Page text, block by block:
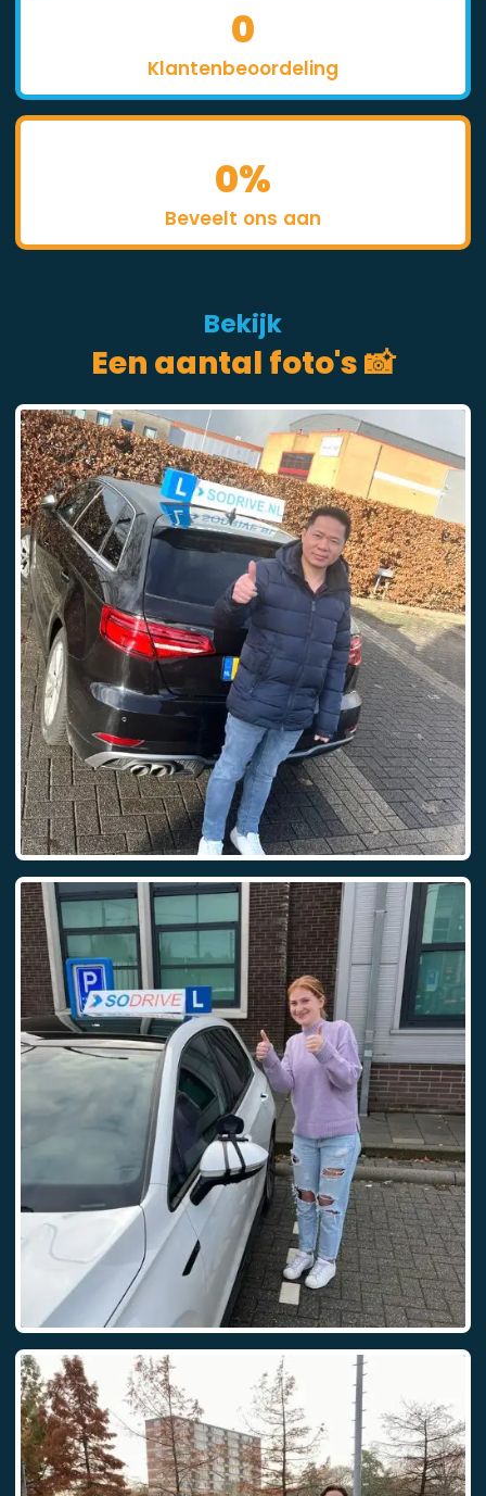
Klantenbeoordeling
0
Beveelt ons aan
0%
Bekijk
Een aantal foto's 📸